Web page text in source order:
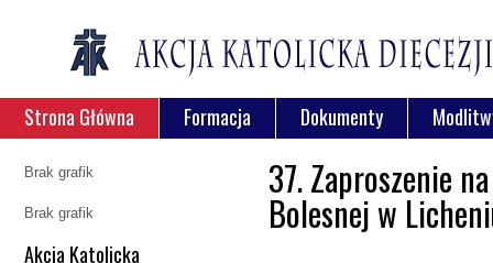
Strona Główna Formacja Dokumenty
Brak grafik
Brak grafik
Akcja Katolicka
37. Zaproszenie
Bolesnej w